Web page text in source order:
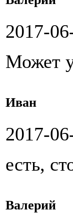
2017-
Может
Иван
2017-
есть,
Валерий